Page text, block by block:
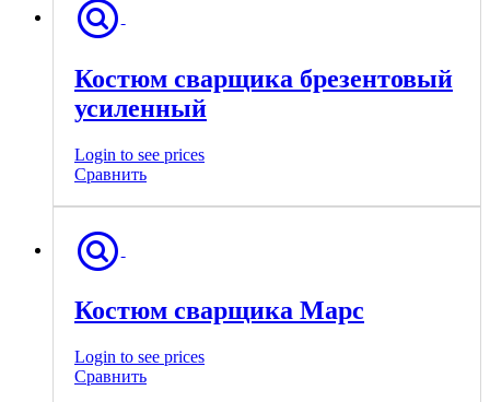
Костюм сварщика брезентовый
усиленный
Login to see prices
Сравнить
Костюм сварщика Марс
Login to see prices
Сравнить